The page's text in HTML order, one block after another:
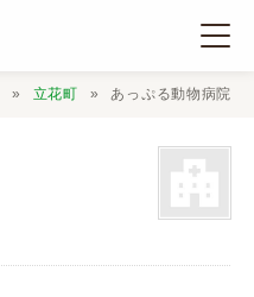
立花町 あっぷる動物病院